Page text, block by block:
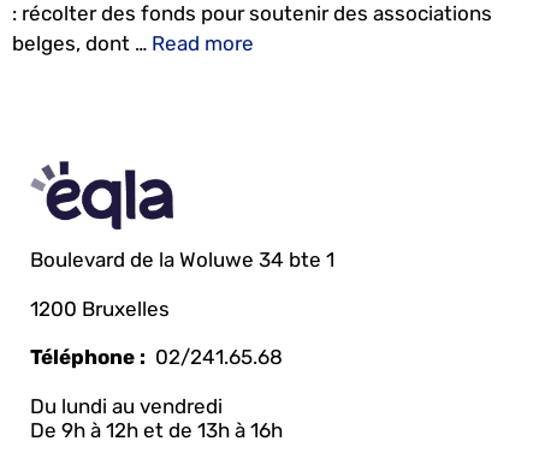
: récolter des fonds pour soutenir des associations
belges, dont … Read more
Boulevard de la Woluwe 34 bte 1
1200 Bruxelles
Téléphone : 02/241.65.68
Du lundi au vendredi
De 9h à 12h et de 13h à 16h